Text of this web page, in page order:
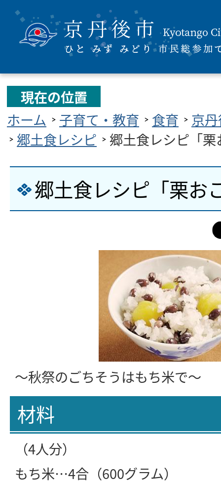
現在の位置
ホーム
子育て・教育 食育
京
郷土食レシピ
郷土食レシピ「栗
郷土食レシピ「栗お
～秋祭のごちそうはもち米で～
材料
（4人分）
もち米…4合（600グラム）